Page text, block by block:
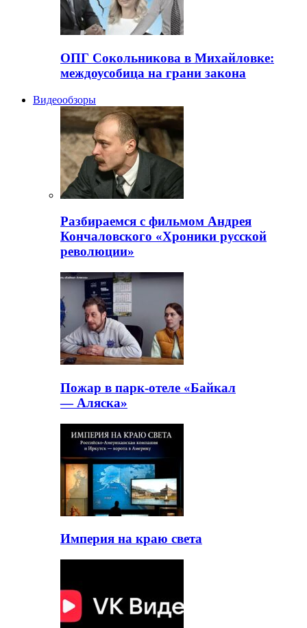
ОПГ Сокольникова в Михайловке:
междоусобица на грани закона
Видеообзоры
Разбираемся с фильмом Андрея
Кончаловского «Хроники русской
революции»
Пожар в парк-отеле «Байкал
— Аляска»
Империя на краю света